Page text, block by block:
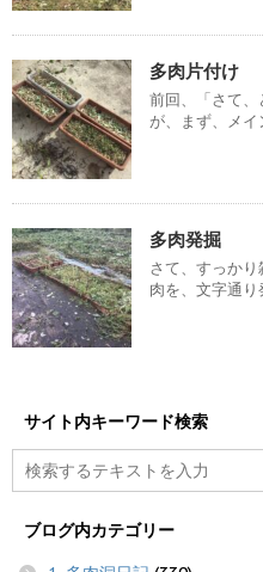
多肉片付け
前回、「さて
が、まず、メ
多肉発掘
さて、すっか
肉を、文字通
サイト内キーワード検索
ブログ内カテゴリー